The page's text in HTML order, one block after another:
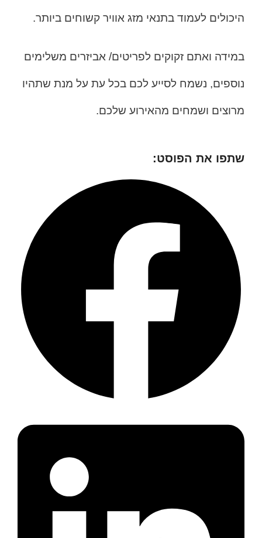
היכולים לעמוד בתנאי מזג אוויר קשוחים ביותר.
במידה ואתם זקוקים לפריטים/ אביזרים משלימים
נוספים, נשמח לסייע לכם בכל עת על מנת שתהיו
מרוצים ושמחים מהאירוע שלכם.
שתפו את הפוסט: